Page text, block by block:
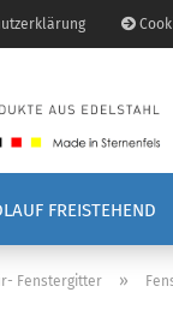
FREISTEHEND
Fenstergitter »